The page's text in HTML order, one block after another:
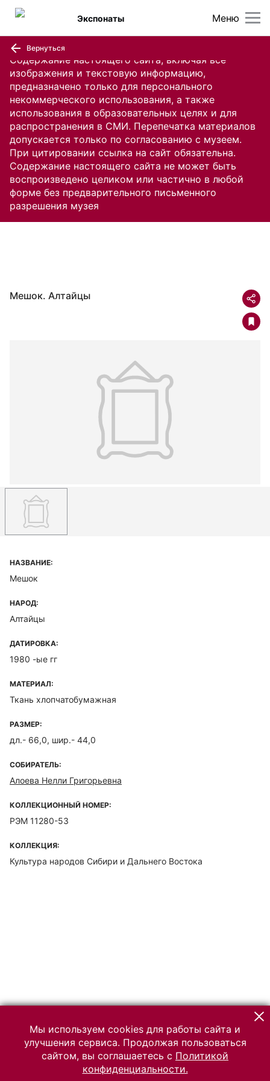
Содержание настоящего сайта, включая все
изображения и текстовую информацию,
предназначено только для персонального
некоммерческого использования, а также
использования в образовательных целях и для
распространения в СМИ. Перепечатка материалов
допускается только по согласованию с музеем.
При цитировании ссылка на сайт обязательна.
Содержание настоящего сайта не может быть
воспроизведено целиком или частично в любой
форме без предварительного письменного
разрешения музея
Меню
Экспонаты
Вернуться
Мешок. Алтайцы
НАЗВАНИЕ:
Мешок
НАРОД:
Алтайцы
ДАТИРОВКА:
1980 -ые гг
МАТЕРИАЛ:
Ткань хлопчатобумажная
РАЗМЕР:
дл.- 66,0, шир.- 44,0
СОБИРАТЕЛЬ:
Алоева Нелли Григорьевна
КОЛЛЕКЦИОННЫЙ НОМЕР:
РЭМ 11280-53
КОЛЛЕКЦИЯ:
Культура народов Сибири и Дальнего Востока
Мы используем cookies для работы сайта и
улучшения сервиса. Продолжая пользоваться
сайтом, вы соглашаетесь с Политикой
конфиденциальности.